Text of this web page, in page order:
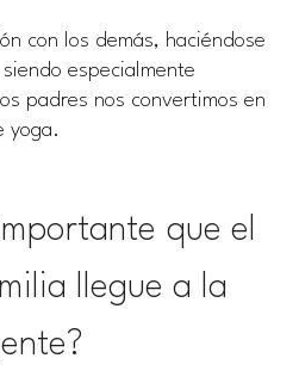
con los demás, haciéndose
especialmente
padres nos convertimos en
yoga.
que el
llegue a la